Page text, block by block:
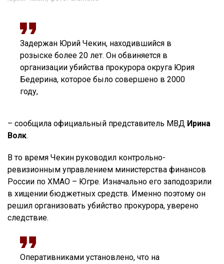
Задержан Юрий Чекин, находившийся в
розыске более 20 лет. Он обвиняется в
организации убийства прокурора округа Юрия
Бедерина, которое было совершено в 2000
году,
– сообщила официальный представитель МВД Ирина
Волк.
В то время Чекин руководил контрольно-
ревизионным управлением министерства финансов
России по ХМАО – Югре. Изначально его заподозрили
в хищении бюджетных средств. Именно поэтому он
решил организовать убийство прокурора, уверено
следствие.
Оперативниками установлено, что на